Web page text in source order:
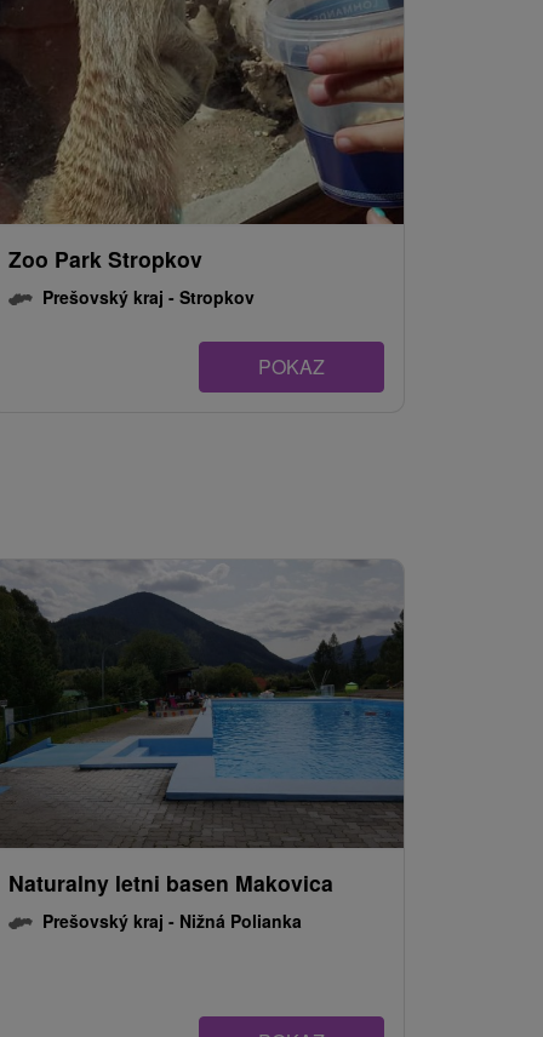
Zoo Park Stropkov
Prešovský kraj - Stropkov
POKAZ
Naturalny letni basen Makovica
Prešovský kraj - Nižná Polianka